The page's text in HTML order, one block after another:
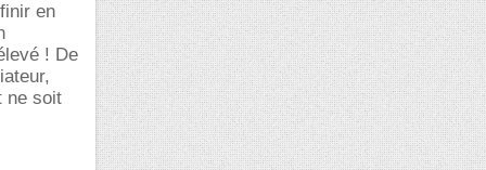
en
! De
ne soit